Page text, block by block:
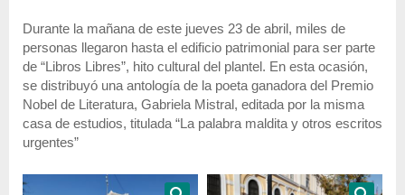
Durante la mañana de este jueves 23 de abril, miles de
personas llegaron hasta el edificio patrimonial para ser parte
de “Libros Libres”, hito cultural del plantel. En esta ocasión,
se distribuyó una antología de la poeta ganadora del Premio
Nobel de Literatura, Gabriela Mistral, editada por la misma
casa de estudios, titulada “La palabra maldita y otros escritos
urgentes”